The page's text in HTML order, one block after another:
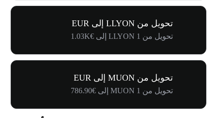
تحويل من LLYON إلى EUR
تحويل من 1 LLYON إلى €1.03K
تحويل من MUON إلى EUR
تحويل من 1 MUON إلى €786.90